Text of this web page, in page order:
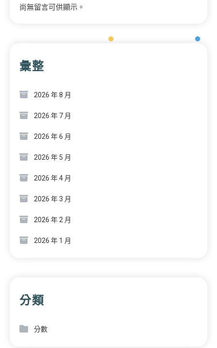
尚無留言可供顯示。
彙整
2026 年 8 月
2026 年 7 月
2026 年 6 月
2026 年 5 月
2026 年 4 月
2026 年 3 月
2026 年 2 月
2026 年 1 月
分類
分數